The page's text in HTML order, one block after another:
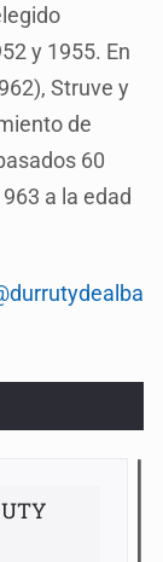
y 1955. En
Struve y
de
60
a la edad